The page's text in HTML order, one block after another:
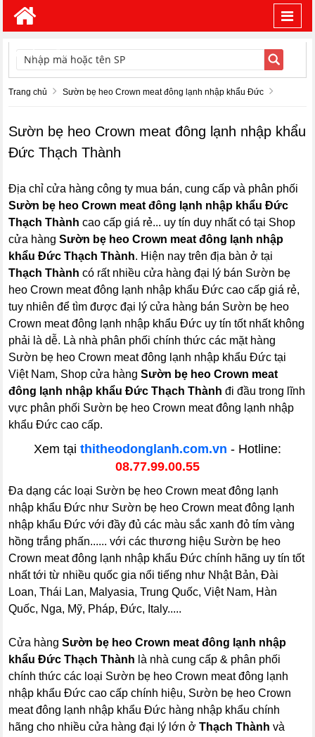
TÌM KIẾM
Trang chủ Sườn bẹ heo Crown meat đông lạnh nhập khẩu Đức
Sườn bẹ heo Crown meat đông lạnh nhập khẩu
Đức Thạch Thành
Địa chỉ cửa hàng công ty mua bán, cung cấp và phân phối
Sườn bẹ heo Crown meat đông lạnh nhập khẩu Đức
Thạch Thành cao cấp giá rẻ... uy tín duy nhất có tại Shop
cửa hàngSườn bẹ heo Crown meat đông lạnh nhập
khẩu Đức Thạch Thành. Hiện nay trên địa bàn ở tại
Thạch Thành có rất nhiều cửa hàng đại lý bán Sườn bẹ
heo Crown meat đông lạnh nhập khẩu Đức cao cấp giá rẻ,
tuy nhiên để tìm được đại lý cửa hàng bán Sườn bẹ heo
Crown meat đông lạnh nhập khẩu Đức uy tín tốt nhất không
phải là dễ. Là nhà phân phối chính thức các mặt hàng
Sườn bẹ heo Crown meat đông lạnh nhập khẩu Đức tại
Việt Nam, Shop cửa hàngSườn bẹ heo Crown meat
đông lạnh nhập khẩu Đức Thạch Thành đi đầu trong lĩnh
vực phân phối Sườn bẹ heo Crown meat đông lạnh nhập
khẩu Đức cao cấp.
Xem tại thitheodonglanh.com.vn - Hotline:
08.77.99.00.55
Đa dạng các loại Sườn bẹ heo Crown meat đông lạnh
nhập khẩu Đức như Sườn bẹ heo Crown meat đông lạnh
nhập khẩu Đức với đầy đủ các màu sắc xanh đỏ tím vàng
hồng trắng phấn...... với các thương hiệu Sườn bẹ heo
Crown meat đông lạnh nhập khẩu Đức chính hãng uy tín tốt
nhất tới từ nhiều quốc gia nổi tiếng như Nhật Bản, Đài
Loan, Thái Lan, Malyasia, Trung Quốc, Việt Nam, Hàn
Quốc, Nga, Mỹ, Pháp, Đức, Italy.....
Cửa hàngSườn bẹ heo Crown meat đông lạnh nhập
khẩu Đức Thạch Thành là nhà cung cấp & phân phối
chính thức các loại Sườn bẹ heo Crown meat đông lạnh
nhập khẩu Đức cao cấp chính hiệu, Sườn bẹ heo Crown
meat đông lạnh nhập khẩu Đức hàng nhập khẩu chính
hãng cho nhiều cửa hàng đại lý lớn ởThạch Thành và